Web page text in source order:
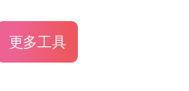
更多工具